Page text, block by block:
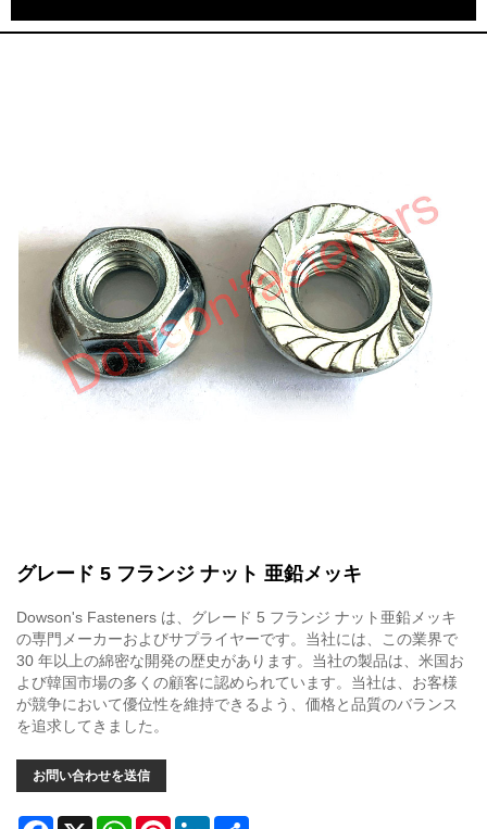
グレード 5 フランジ ナット 亜鉛メッキ
Dowson's Fasteners は、グレード 5 フランジ ナット亜鉛メッキ
の専門メーカーおよびサプライヤーです。当社には、この業界で
30 年以上の綿密な開発の歴史があります。当社の製品は、米国お
よび韓国市場の多くの顧客に認められています。当社は、お客様
が競争において優位性を維持できるよう、価格と品質のバランス
を追求してきました。
お問い合わせを送信
Facebook
X WhatsAppPinterestLinkedIn